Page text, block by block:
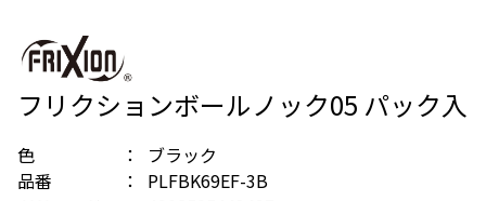
フリクションボールノック05 パック入
色
ブラック
品番
PLFBK69EF-3B